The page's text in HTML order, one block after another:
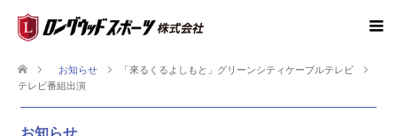
お知らせ
「來るくるよしもと」グリーンシティケーブルテレビ
テレビ番組出演
お知らせ